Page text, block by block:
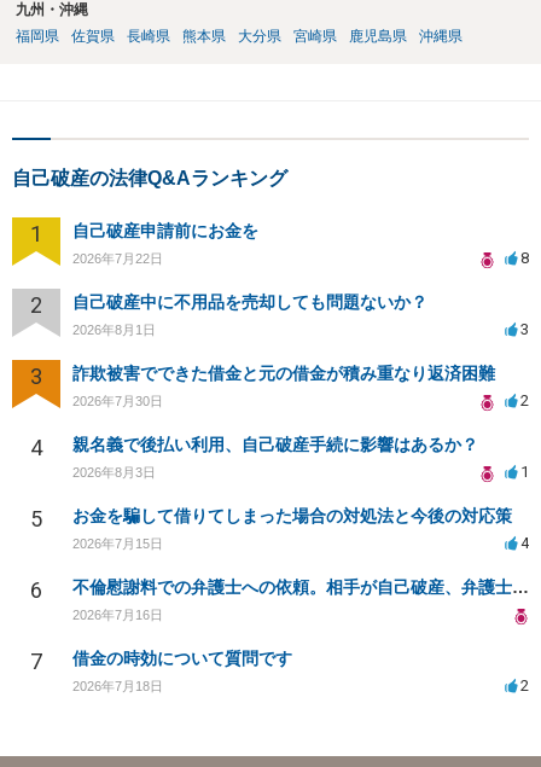
九州・沖縄
福岡県
佐賀県 長崎県 熊本県 大分県 宮崎県 鹿児島県 沖縄県
自己破産の法律Q&Aランキング
1 自己破産申請前にお金を
2026年7月22日 8
2 自己破産中に不用品を売却しても問題ないか？
2026年8月1日 3
3 詐欺被害でできた借金と元の借金が積み重なり返済困難
2026年7月30日 2
4 親名義で後払い利用、自己破産手続に影響はあるか？
2026年8月3日 1
5 お金を騙して借りてしまった場合の対処法と今後の対応策
2026年7月15日 4
6 不倫慰謝料での弁護士への依頼。相手が自己破産、弁護士との契約範囲は？
2026年7月16日
7 借金の時効について質問です
2026年7月18日 2